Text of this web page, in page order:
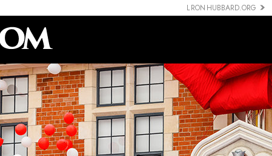
L RON HUBBARD.ORG